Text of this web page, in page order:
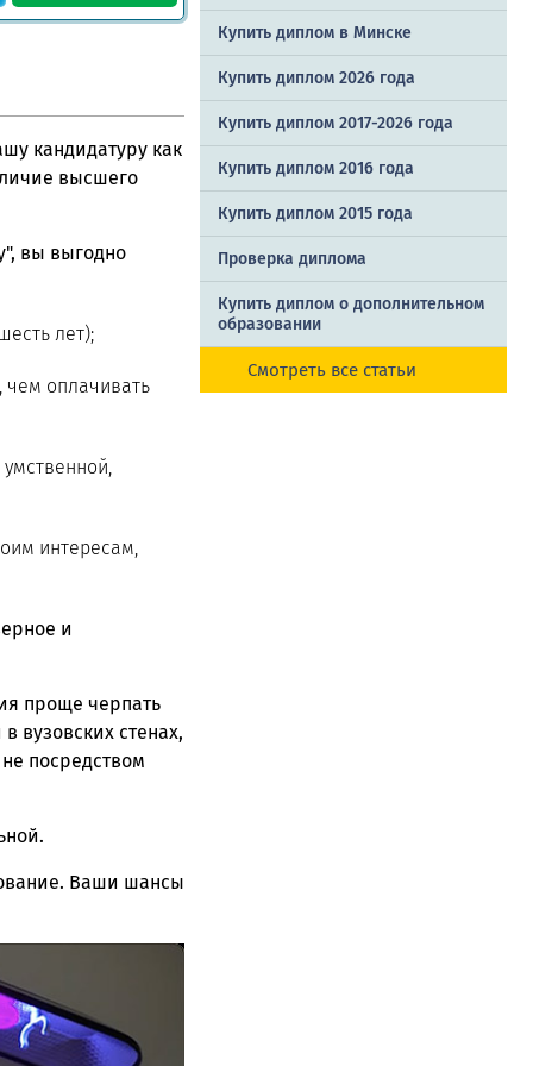
кандидатуру как
высшего
вы выгодно
лет);
чем оплачивать
интересам,
и
проще черпать
вузовских стенах,
посредством
Ваши шансы
Купить диплом в Минске
Купить диплом 2026 года
Купить диплом 2017-2026 года
Купить диплом 2016 года
Купить диплом 2015 года
Проверка диплома
Купить диплом о дополнительном
образовании
Смотреть все статьи